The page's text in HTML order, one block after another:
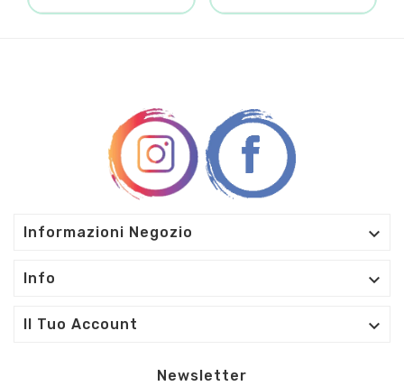
Informazioni Negozio 
Info 
Il Tuo Account 
Newsletter